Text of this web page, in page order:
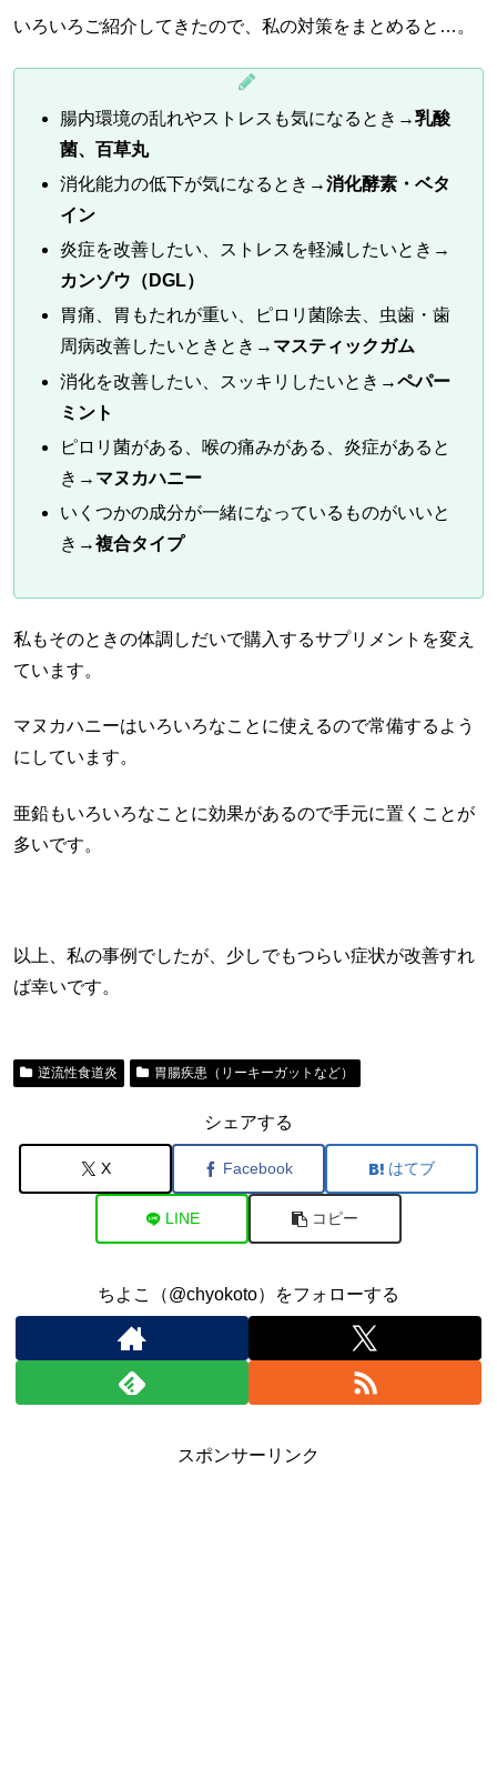
いろいろご紹介してきたので、私の対策をまとめると…。
腸内環境の乱れやストレスも気になるとき→乳酸
菌、百草丸
消化能力の低下が気になるとき→消化酵素・ベタ
イン
炎症を改善したい、ストレスを軽減したいとき→
カンゾウ（DGL）
胃痛、胃もたれが重い、ピロリ菌除去、虫歯・歯
周病改善したいときとき→ マスティックガム
消化を改善したい、スッキリしたいとき→ペパー
ミント
ピロリ菌がある、喉の痛みがある、炎症があると
き→ マヌカハニー
いくつかの成分が一緒になっているものがいいと
き→複合タイプ
私もそのときの体調しだいで購入するサプリメントを変え
ています。
マヌカハニーはいろいろなことに使えるので常備するよう
にしています。
亜鉛もいろいろなことに効果があるので手元に置くことが
多いです。
以上、私の事例でしたが、少しでもつらい症状が改善すれ
ば幸いです。
逆流性食道炎 胃腸疾患（リーキーガットなど）
シェアする
X Facebook はてブ
LINE コピー
ちよこ（@chyokoto）をフォローする
スポンサーリンク